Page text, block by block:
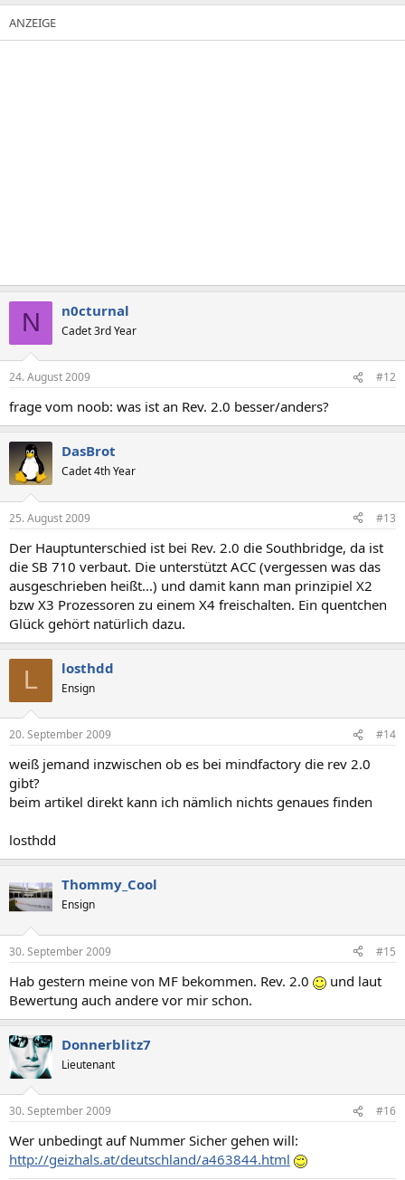
N n0cturnal
Cadet 3rd Year
24. August 2009 #12
frage vom noob: was ist an Rev. 2.0 besser/anders?
DasBrot
Cadet 4th Year
25. August 2009 #13
Der Hauptunterschied ist bei Rev. 2.0 die Southbridge, da ist
die SB 710 verbaut. Die unterstützt ACC (vergessen was das
ausgeschrieben heißt...) und damit kann man prinzipiel X2
bzw X3 Prozessoren zu einem X4 freischalten. Ein quentchen
Glück gehört natürlich dazu.
L losthdd
Ensign
20. September 2009 #14
weiß jemand inzwischen ob es bei mindfactory die rev 2.0
gibt?
beim artikel direkt kann ich nämlich nichts genaues finden
losthdd
Thommy_Cool
Ensign
30. September 2009 #15
Hab gestern meine von MF bekommen. Rev. 2.0
und laut
Bewertung auch andere vor mir schon.
Donnerblitz7
Lieutenant
30. September 2009 #16
Wer unbedingt auf Nummer Sicher gehen will:
http://geizhals.at/deutschland/a463844.html